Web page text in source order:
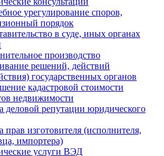
урегулирование споров,
порядок
в суде, иных органах
производство
решений, действий
государственных органов
кадастровой стоимости
недвижимости
деловой репутации юридического
прав изготовителя (исполнителя,
импортера)
услуги ВЭД